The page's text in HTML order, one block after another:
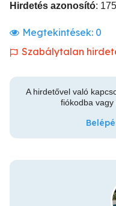
Hirdetés azonosító:
Megtekintések: 0
Szabálytalan
A hirdetővel való
fiókodba